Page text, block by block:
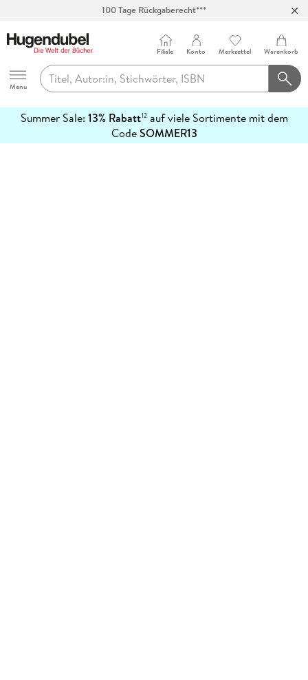
100 Tage Rückgaberecht***
Hugendubel
Menu
Filiale Konto Merkzettel Warenkorb
Summer Sale: 13% Rabatt12auf viele Sortimente mit dem
CodeSOMMER13
erfahren